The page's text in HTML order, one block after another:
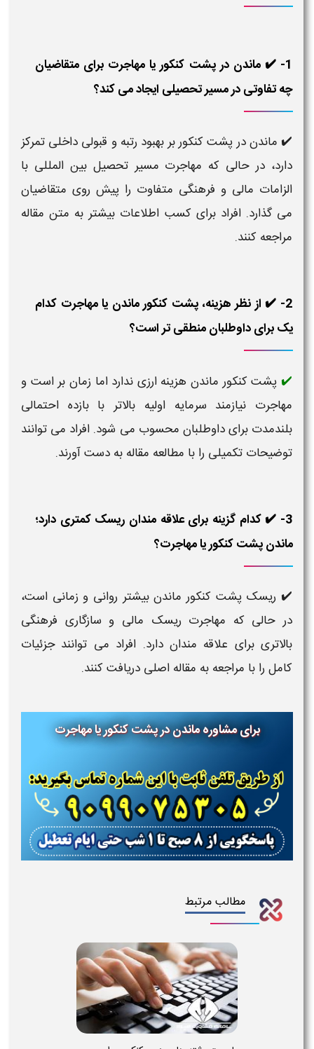
1- ✔️ ماندن در پشت کنکور یا مهاجرت برای متقاضیان
چه تفاوتی در مسیر تحصیلی ایجاد می کند؟
✔️ ماندن در پشت کنکور بر بهبود رتبه و قبولی داخلی تمرکز
دارد، در حالی که مهاجرت مسیر تحصیل بین المللی با
الزامات مالی و فرهنگی متفاوت را پیش روی متقاضیان
می گذارد. افراد برای کسب اطلاعات بیشتر به متن مقاله
مراجعه کنند.
2- ✔️ از نظر هزینه، پشت کنکور ماندن یا مهاجرت کدام
یک برای داوطلبان منطقی تر است؟
✔️ پشت کنکور ماندن هزینه ارزی ندارد اما زمان بر است و
مهاجرت نیازمند سرمایه اولیه بالاتر با بازده احتمالی
بلندمدت برای داوطلبان محسوب می شود. افراد می توانند
توضیحات تکمیلی را با مطالعه مقاله به دست آورند.
3- ✔️ کدام گزینه برای علاقه مندان ریسک کمتری دارد؛
ماندن پشت کنکور یا مهاجرت؟
✔️ ریسک پشت کنکور ماندن بیشتر روانی و زمانی است،
در حالی که مهاجرت ریسک مالی و سازگاری فرهنگی
بالاتری برای علاقه مندان دارد. افراد می توانند جزئیات
کامل را با مراجعه به مقاله اصلی دریافت کنند.
برای مشاوره ماندن در پشت کنکور یا مهاجرت
مطالب مرتبط